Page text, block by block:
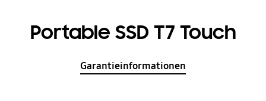
Portable SSD T7 Touch
Garantieinformationen